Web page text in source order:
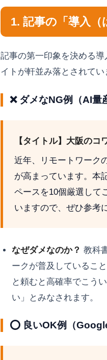
1. 記事の「導入
記事の第一印象を決める
イトが軒並み落とされてい
❌ ダメなNG例（AI量
【タイトル】大阪の
近年、リモートワーク
が高まっています。本
ペースを10個厳選して
いますので、ぜひ参考
なぜダメなのか？ 教科
ークが普及しているこ
と頼むと高確率でこう
い」とみなされます。
⭕ 良いOK例（